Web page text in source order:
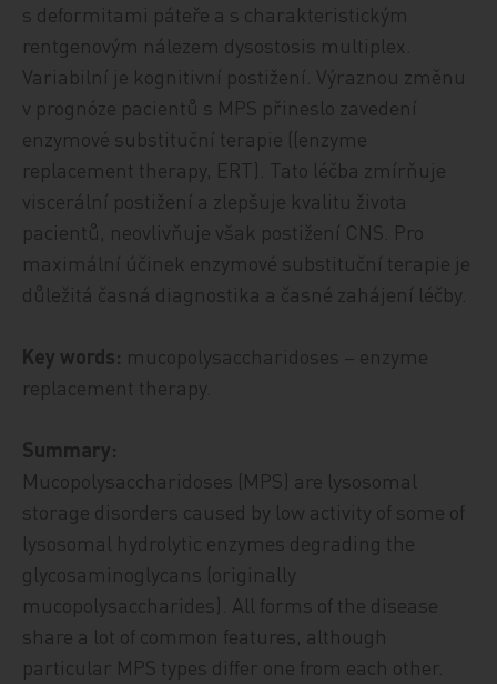
s deformitami páteře a s charakteristickým
rentgenovým nálezem dysostosis multiplex.
Variabilní je kognitivní postižení. Výraznou změnu
v prognóze pacientů s MPS přineslo zavedení
enzymové substituční terapie ((enzyme
replacement therapy, ERT). Tato léčba zmírňuje
viscerální postižení a zlepšuje kvalitu života
pacientů, neovlivňuje však postižení CNS. Pro
maximální účinek enzymové substituční terapie je
důležitá časná diagnostika a časné zahájení léčby.
Key words: mucopolysaccharidoses – enzyme
replacement therapy.
Summary:
Mucopolysaccharidoses (MPS) are lysosomal
storage disorders caused by low activity of some of
lysosomal hydrolytic enzymes degrading the
glycosaminoglycans (originally
mucopolysaccharides). All forms of the disease
share a lot of common features, although
particular MPS types differ one from each other.